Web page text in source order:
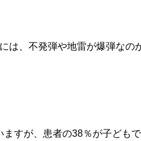
は、不発弾や地雷が爆弾な
すが、患者の38％が子ども